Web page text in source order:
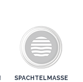
SPACHTELMASSE